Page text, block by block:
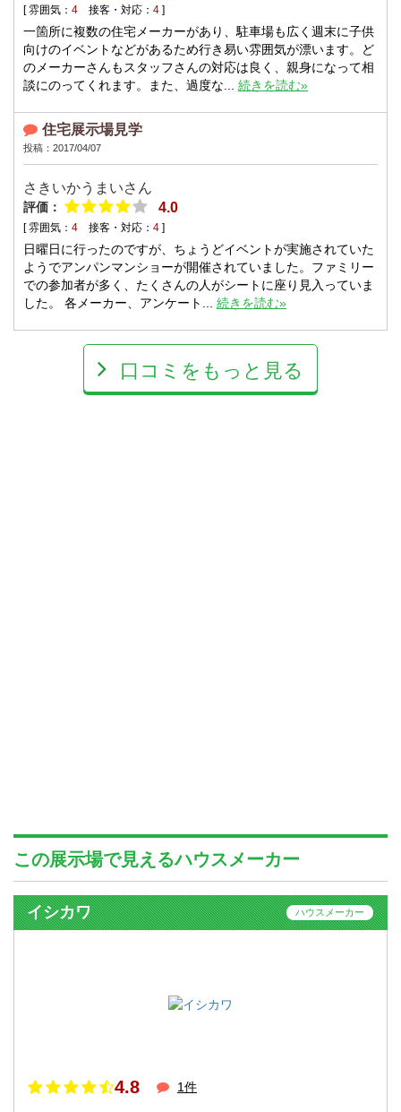
[ 雰囲気： 4 接客・対応： 4 ]
一箇所に複数の住宅メーカーがあり、駐車場も広く週末に子供
向けのイベントなどがあるため行き易い雰囲気が漂います。ど
のメーカーさんもスタッフさんの対応は良く、親身になって相
談にのってくれます。また、過度な...
続きを読む»
住宅展示場見学
投稿：2017/04/07
さきいかうまいさん
評価： 4.0
[ 雰囲気： 4 接客・対応： 4 ]
日曜日に行ったのですが、ちょうどイベントが実施されていた
ようでアンパンマンショーが開催されていました。ファミリー
での参加者が多く、たくさんの人がシートに座り見入っていま
した。 各メーカー、アンケート...
続きを読む»
口コミをもっと見る
この展示場で見えるハウスメーカー
イシカワ ハウスメーカー
4.8 1件